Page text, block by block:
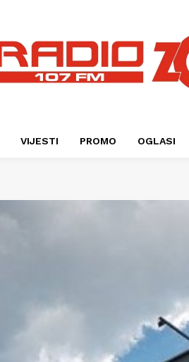
VIJESTI PROMO OGLASI